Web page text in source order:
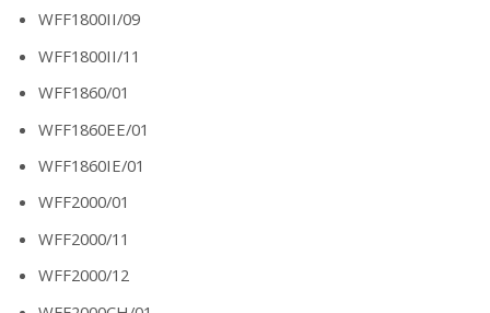
WFF1800II/09
WFF1800II/11
WFF1860/01
WFF1860EE/01
WFF1860IE/01
WFF2000/01
WFF2000/11
WFF2000/12